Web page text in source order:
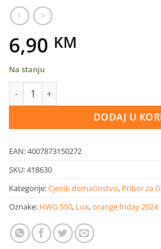
6,90 KM
Na stanju
LUX Zamjenska krpa za čistač
DODAJ U
EAN:4007873150272
SKU:418630
Kategorije:Cjenik domaćinstvo, Pribor za
Oznake: HWG 550, Lux,orange friday 2024